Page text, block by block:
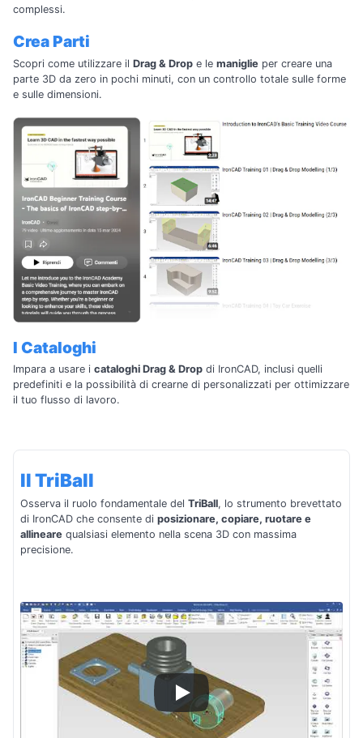
complessi.
Crea Parti
Scopri come utilizzare il Drag & Drop e le maniglie per creare una
parte 3D da zero in pochi minuti, con un controllo totale sulle forme
e sulle dimensioni.
I Cataloghi
Impara a usare i cataloghi Drag & Drop di IronCAD, inclusi quelli
predefiniti e la possibilità di crearne di personalizzati per ottimizzare
il tuo flusso di lavoro.
Il TriBall
Osserva il ruolo fondamentale del TriBall, lo strumento brevettato
di IronCAD che consente di posizionare, copiare, ruotare e
allineare qualsiasi elemento nella scena 3D con massima
precisione.